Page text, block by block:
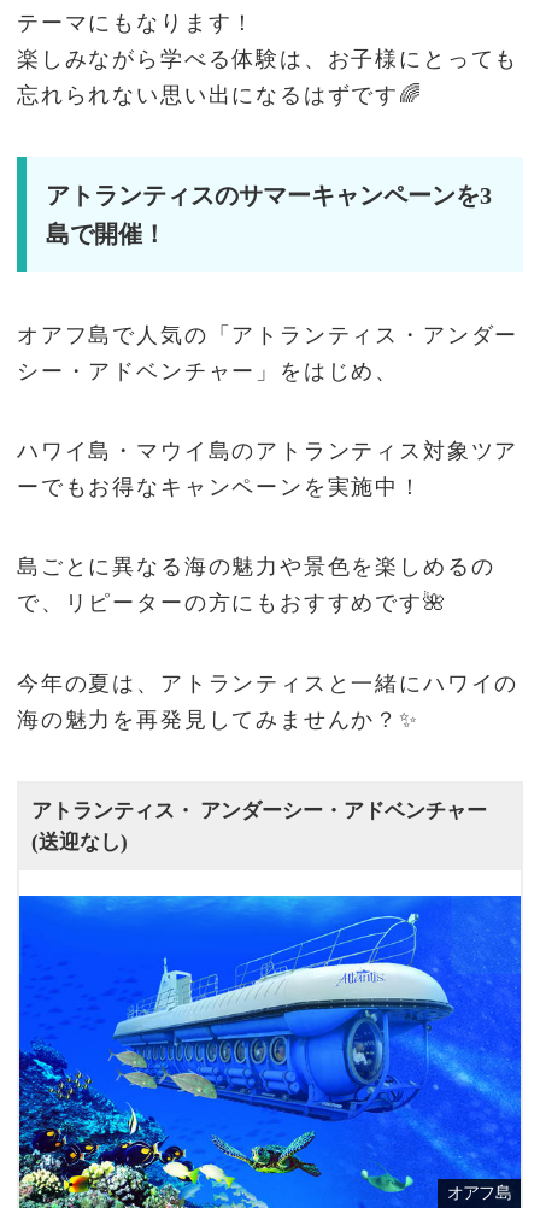
テーマにもなります！
楽しみながら学べる体験は、お子様にとっても
忘れられない思い出になるはずです🌈
アトランティスのサマーキャンペーンを3
島で開催！
オアフ島で人気の「アトランティス・アンダー
シー・アドベンチャー」をはじめ、
ハワイ島・マウイ島のアトランティス対象ツア
ーでもお得なキャンペーンを実施中！
島ごとに異なる海の魅力や景色を楽しめるの
で、リピーターの方にもおすすめです🌺
今年の夏は、アトランティスと一緒にハワイの
海の魅力を再発見してみませんか？✨
アトランティス・ アンダーシー・アドベンチャー
(送迎なし)
オアフ島